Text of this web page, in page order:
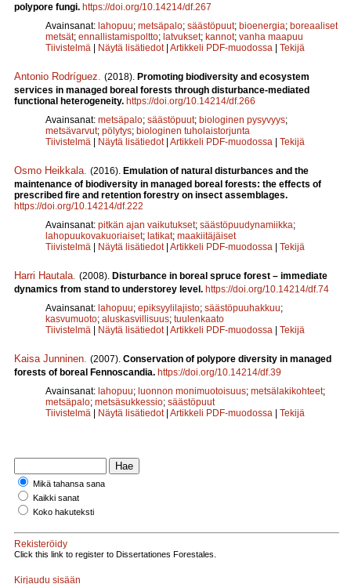
polypore fungi. https://doi.org/10.14214/df.267
Avainsanat: lahopuu; metsäpalo; säästöpuut; bioenergia; boreaaliset
metsät; ennallistamispoltto; latvukset; kannot; vanha maapuu
Tiivistelmä | Näytä lisätiedot | Artikkeli PDF-muodossa | Tekijä
Antonio Rodríguez (2018). Promoting biodiversity and ecosystem
services in managed boreal forests through disturbance-mediated
functional heterogeneity. https://doi.org/10.14214/df.266
Avainsanat: metsäpalo; säästöpuut; biologinen pysyvyys;
metsävarvut; pölytys; biologinen tuholaistorjunta
Tiivistelmä | Näytä lisätiedot | Artikkeli PDF-muodossa | Tekijä
Osmo Heikkala (2016). Emulation of natural disturbances and the
maintenance of biodiversity in managed boreal forests: the effects of
prescribed fire and retention forestry on insect assemblages.
https://doi.org/10.14214/df.222
Avainsanat: pitkän ajan vaikutukset; säästöpuudynamiikka;
lahopuukovakuoriaiset; latikat; maakiitäjäiset
Tiivistelmä | Näytä lisätiedot | Artikkeli PDF-muodossa | Tekijä
Harri Hautala (2008). Disturbance in boreal spruce forest – immediate
dynamics from stand to understorey level. https://doi.org/10.14214/df.74
Avainsanat: lahopuu; epiksyylilajisto; säästöpuuhakkuu;
kasvumuoto; aluskasvillisuus; tuulenkaato
Tiivistelmä | Näytä lisätiedot | Artikkeli PDF-muodossa | Tekijä
Kaisa Junninen (2007). Conservation of polypore diversity in managed
forests of boreal Fennoscandia. https://doi.org/10.14214/df.39
Avainsanat: lahopuu; luonnon monimuotoisuus; metsälakikohteet;
metsäpalo; metsäsukkessio; säästöpuut
Tiivistelmä | Näytä lisätiedot | Artikkeli PDF-muodossa | Tekijä
Mikä tahansa sana
Kaikki sanat
Koko hakuteksti
Rekisteröidy
Click this link to register to Dissertationes Forestales.
Kirjaudu sisään